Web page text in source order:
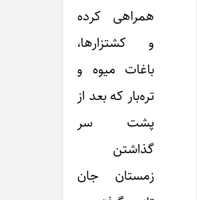
همراهی کرده
و کشتزارها،
باغات میوه و
تره‌بار که بعد از
پشت سر
گذاشتن
زمستان جان